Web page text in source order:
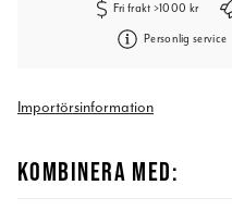
Fri frakt >1000 kr
Personlig service
Importörsinformation
KOMBINERA MED: